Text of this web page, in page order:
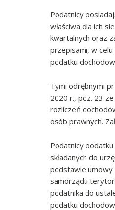
Podatnicy
właściwa dla ich
kwartalnych oraz
przepisami, w
podatku
Tymi odrębnymi
2020 r., poz. 23
rozliczeń
osób prawnych.
Podatnicy
składanych do
podstawie umowy
samorządu
podatnika do
podatku